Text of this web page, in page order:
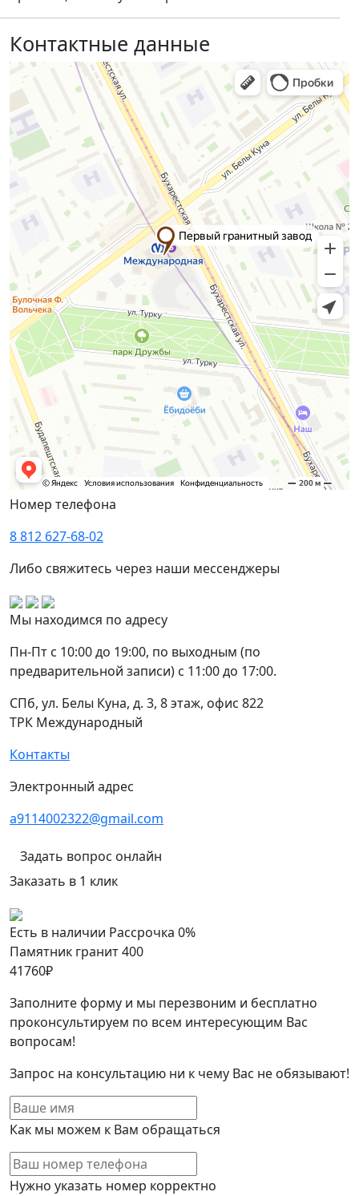
Контактные данные
Номер телефона
8 812 627-68-02
Либо свяжитесь через наши мессенджеры
Мы находимся по адресу
Пн-Пт с 10:00 до 19:00, по выходным (по
предварительной записи) с 11:00 до 17:00.
СПб, ул. Белы Куна, д. 3, 8 этаж, офис 822
ТРК Международный
Контакты
Электронный адрес
a9114002322@gmail.com
Задать вопрос онлайн
Заказать в 1 клик
Есть в наличии Рассрочка 0%
Памятник гранит 400
41760₽
Заполните форму и мы перезвоним и бесплатно
проконсультируем по всем интересующим Вас
вопросам!
Запрос на консультацию ни к чему Вас не обязывают!
Как мы можем к Вам обращаться
Нужно указать номер корректно